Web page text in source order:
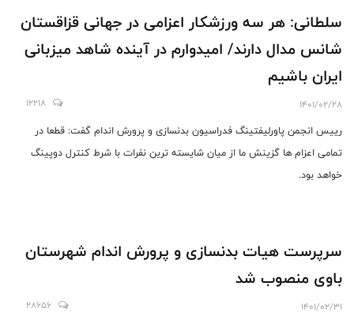
سلطانی: هر سه ورزشکار اعزامی در جهانی قزاقستان
شانس مدال دارند/ امیدوارم در آینده شاهد میزبانی
ایران باشیم
1401/02/28
12218
رییس انجمن پاورلیفتینگ فدراسیون بدنسازی و پرورش اندام گفت: قطعا در
تمامی اعزام ها گزینش ما از میان شایسته ترین نفرات با شرط کنترل دوپینگ
خواهد بود.
سرپرست هیات بدنسازی و پرورش اندام شهرستان
باوی منصوب شد
1401/02/31
28656